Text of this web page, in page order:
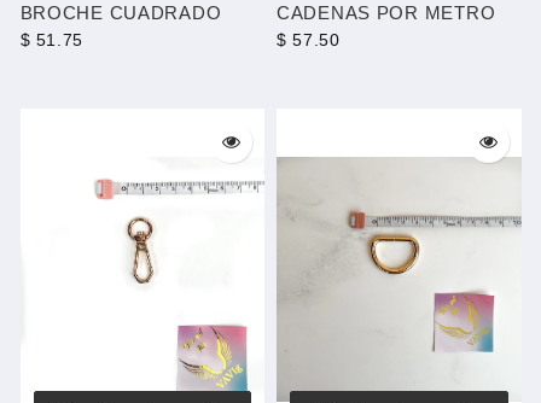
BROCHE CUADRADO
$ 51.75
CADENAS POR METRO
$ 57.50